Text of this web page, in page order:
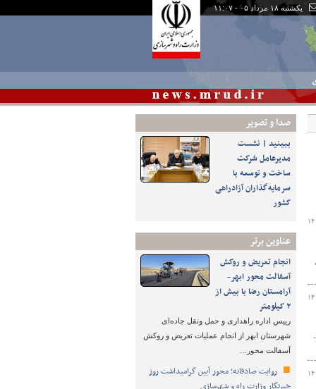
یکشنبه ۱۸ مرداد ۰۵ - ۱۱:۰۷
صدا و تصوير
ببینید | نشست
مدیرعامل شرکت
ساخت و توسعه با
سرمایه‌گذاران آزادراهی
کشور
عناوین برتر
انجام تعریض و روکش
آسفالت محور ابهر-
آرامستان رضا با بیش از
۲ کیلومتر
رییس اداره راهداری و حمل ونقل جاده‌ای
شهرستان ابهر از انجام عملیات تعریض و روکش
آسفالت محور…
روایت صادقانه؛ محور آیین گرامیداشت روز
خبرنگار وزارت راه و شهرسازی